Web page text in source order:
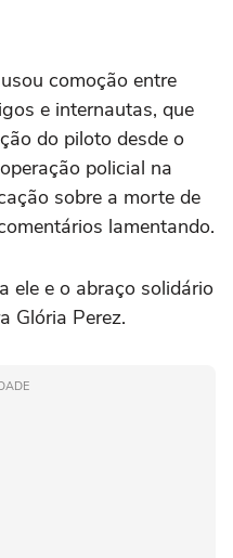
comoção entre
e internautas, que
do piloto desde o
policial na
sobre a morte de
lamentando.
ele e o abraço solidário
Glória Perez.